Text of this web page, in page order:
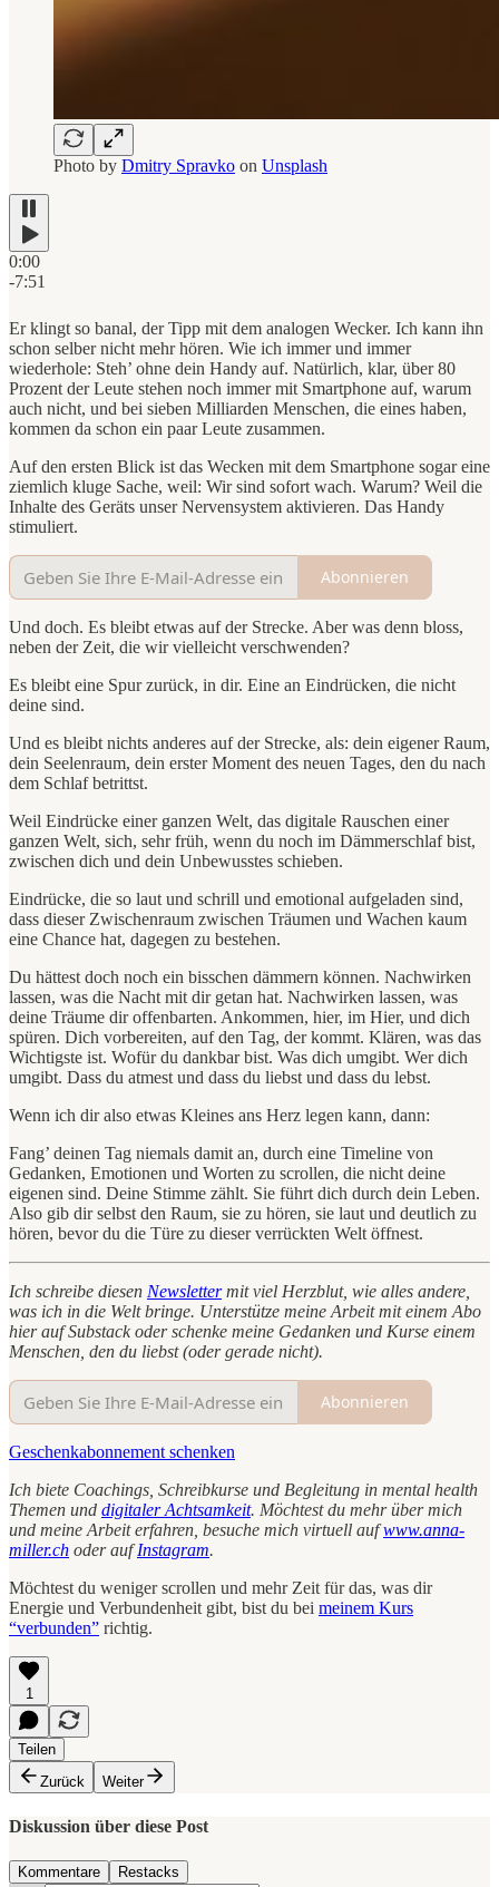
Photo by Dmitry Spravko on Unsplash
0:00
-7:51
Er klingt so banal, der Tipp mit dem analogen Wecker. Ich kann ihn
schon selber nicht mehr hören. Wie ich immer und immer
wiederhole: Steh’ ohne dein Handy auf. Natürlich, klar, über 80
Prozent der Leute stehen noch immer mit Smartphone auf, warum
auch nicht, und bei sieben Milliarden Menschen, die eines haben,
kommen da schon ein paar Leute zusammen.
Auf den ersten Blick ist das Wecken mit dem Smartphone sogar eine
ziemlich kluge Sache, weil: Wir sind sofort wach. Warum? Weil die
Inhalte des Geräts unser Nervensystem aktivieren. Das Handy
stimuliert.
Abonnieren
Und doch. Es bleibt etwas auf der Strecke. Aber was denn bloss,
neben der Zeit, die wir vielleicht verschwenden?
Es bleibt eine Spur zurück, in dir. Eine an Eindrücken, die nicht
deine sind.
Und es bleibt nichts anderes auf der Strecke, als: dein eigener Raum,
dein Seelenraum, dein erster Moment des neuen Tages, den du nach
dem Schlaf betrittst.
Weil Eindrücke einer ganzen Welt, das digitale Rauschen einer
ganzen Welt, sich, sehr früh, wenn du noch im Dämmerschlaf bist,
zwischen dich und dein Unbewusstes schieben.
Eindrücke, die so laut und schrill und emotional aufgeladen sind,
dass dieser Zwischenraum zwischen Träumen und Wachen kaum
eine Chance hat, dagegen zu bestehen.
Du hättest doch noch ein bisschen dämmern können. Nachwirken
lassen, was die Nacht mit dir getan hat. Nachwirken lassen, was
deine Träume dir offenbarten. Ankommen, hier, im Hier, und dich
spüren. Dich vorbereiten, auf den Tag, der kommt. Klären, was das
Wichtigste ist. Wofür du dankbar bist. Was dich umgibt. Wer dich
umgibt. Dass du atmest und dass du liebst und dass du lebst.
Wenn ich dir also etwas Kleines ans Herz legen kann, dann:
Fang’ deinen Tag niemals damit an, durch eine Timeline von
Gedanken, Emotionen und Worten zu scrollen, die nicht deine
eigenen sind. Deine Stimme zählt. Sie führt dich durch dein Leben.
Also gib dir selbst den Raum, sie zu hören, sie laut und deutlich zu
hören, bevor du die Türe zu dieser verrückten Welt öffnest.
Ich schreibe diesen Newslettermit viel Herzblut, wie alles andere,
was ich in die Welt bringe. Unterstütze meine Arbeit mit einem Abo
hier auf Substack oder schenke meine Gedanken und Kurse einem
Menschen, den du liebst (oder gerade nicht).
Abonnieren
Geschenkabonnement schenken
Ich biete Coachings, Schreibkurse und Begleitung in mental health
Themen und digitaler Achtsamkeit. Möchtest du mehr über mich
und meine Arbeit erfahren, besuche mich virtuell aufwww.anna-
miller.ch oder aufInstagram.
Möchtest du weniger scrollen und mehr Zeit für das, was dir
Energie und Verbundenheit gibt, bist du bei meinem Kurs
“verbunden” richtig.
1
Teilen
Zurück
Weiter
Diskussion über diese Post
Kommentare Restacks